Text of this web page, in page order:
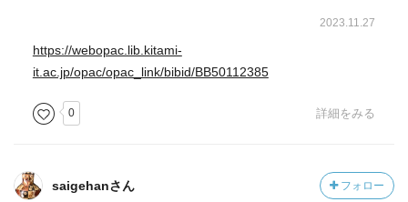
2023.11.27
https://webopac.lib.kitami-
it.ac.jp/opac/opac_link/bibid/BB50112385
0 詳細をみる
saigehanさん フォロー